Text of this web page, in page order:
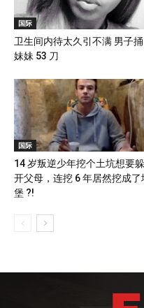
国际
卫生间内待太久引不满 男子捅
妹妹 53 刀
国际
14 岁叛逆少年挖个土坑想要躲
开父母，连挖 6 年居然挖成了
堡 ?!